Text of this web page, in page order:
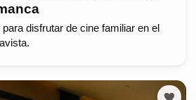
disfrutar de cine familiar en el